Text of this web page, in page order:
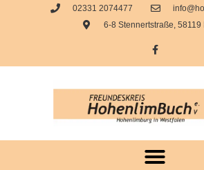
02331 2074477
6-8 Stennertstraße, 58119